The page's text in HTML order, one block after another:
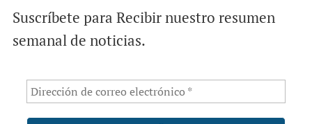
Suscríbete para Recibir nuestro resumen
semanal de noticias.